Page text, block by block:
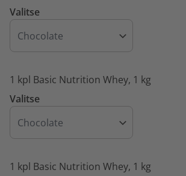
Valitse
1 kpl Basic Nutrition Whey, 1 kg
Valitse
1 kpl Basic Nutrition Whey, 1 kg